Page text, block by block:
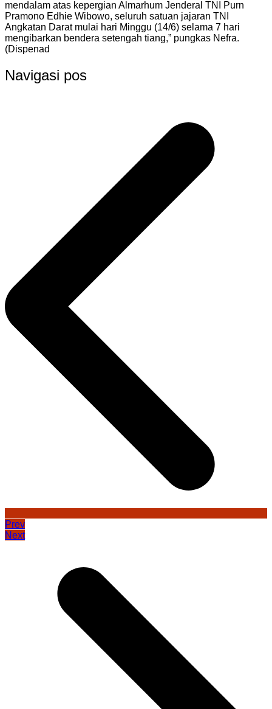
mendalam atas kepergian Almarhum Jenderal TNI Purn
Pramono Edhie Wibowo, seluruh satuan jajaran TNI
Angkatan Darat mulai hari Minggu (14/6) selama 7 hari
mengibarkan bendera setengah tiang,” pungkas Nefra.
(Dispenad
Navigasi pos
Prev
Next